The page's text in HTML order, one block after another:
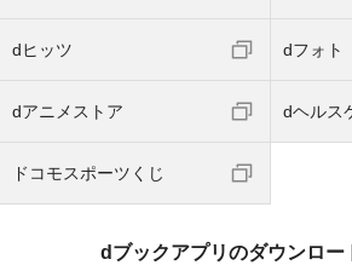
dヒッツ dフォト
dアニメストア dヘルス
ドコモスポーツくじ
dブックアプリのダウンロー